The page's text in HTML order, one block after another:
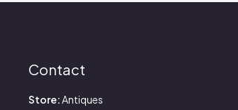
Contact
Store:Antiques